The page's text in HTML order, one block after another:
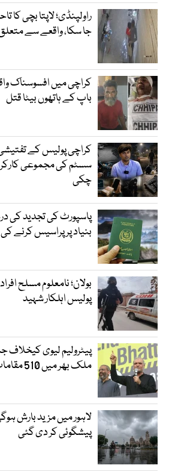
راولپنڈی؛ لاپتا بچی کا
جا سکا، واقعے سے
کراچی میں افسوسناک
باپ کے ہاتھوں بیٹا قتل
کراچی پولیس کے
سسٹم کی مجموعی
چکی
پاسپورٹ کی تجدید کی
بنیاد پر پراسیس کرنے
بولان؛ نامعلوم مسلح
پولیس اہلکار شہید
پیٹرولیم لیوی
ملک بھر میں 510 مقامات پر دھرنے دے گی
لاہور میں مزید بارش
پیشگوئی کر دی گئی